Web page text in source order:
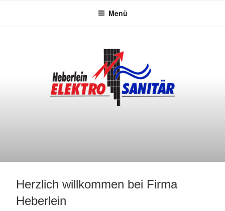
Menü
Herzlich willkommen bei Firma
Heberlein